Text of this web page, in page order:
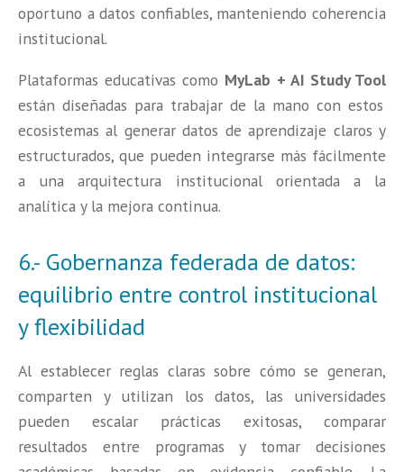
oportuno a datos confiables, manteniendo coherencia
institucional.
Plataformas educativas como MyLab + AI Study Tool
están diseñadas para trabajar de la mano con estos
ecosistemas al generar datos de aprendizaje claros y
estructurados, que pueden integrarse más fácilmente
a una arquitectura institucional orientada a la
analítica y la mejora continua.
6.- Gobernanza federada de datos:
equilibrio entre control institucional
y flexibilidad
Al establecer reglas claras sobre cómo se generan,
comparten y utilizan los datos, las universidades
pueden escalar prácticas exitosas, comparar
resultados entre programas y tomar decisiones